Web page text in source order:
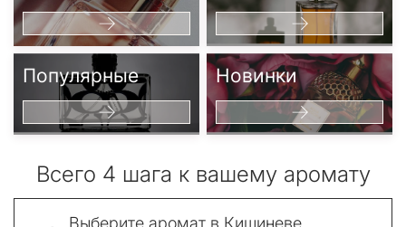
Популярные Новинки
Всего 4 шага к вашему аромату
Выберите аромат в Кишиневе